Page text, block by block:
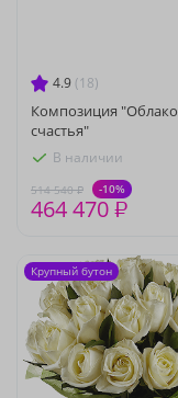
4.9 (18)
Композиция "Облако
счастья"
В наличии
514 540 ₽ -10%
464 470 ₽
Крупный бутон